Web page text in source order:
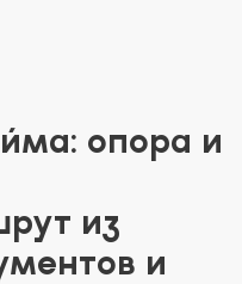
опора и
из
и